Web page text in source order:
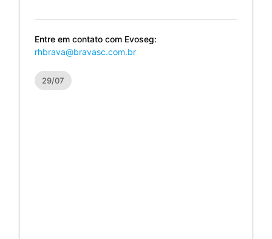
Entre em contato com Evoseg:
rhbrava@bravasc.com.br
29/07